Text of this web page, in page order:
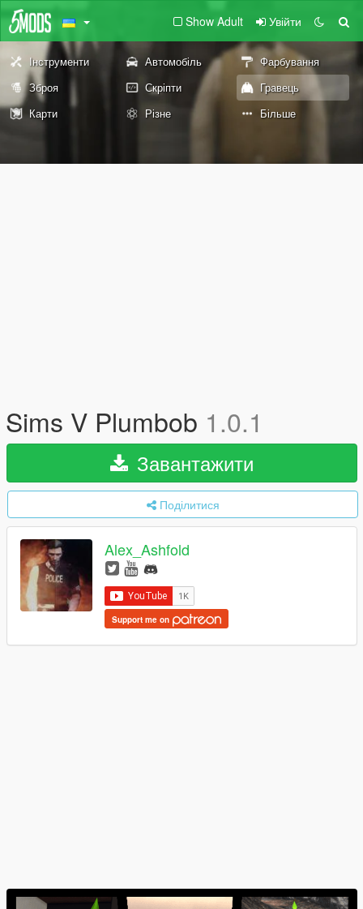
Show Adult Увійти
Інструменти Автомобіль
Фарбування
Зброя
Скріпти
Гравець
Карти
Різне Більше
Sims V Plumbob 1.0.1
Завантажити
Поділитися
Alex_Ashfold
Support me on